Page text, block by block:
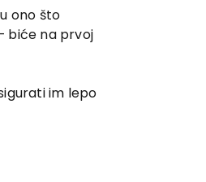
ono što
biće na prvoj
im lepo